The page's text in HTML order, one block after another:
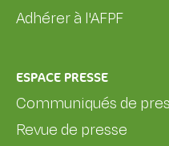
Adhérer à l'AFPF
ESPACE PRESSE
Communiqués de
Revue de presse